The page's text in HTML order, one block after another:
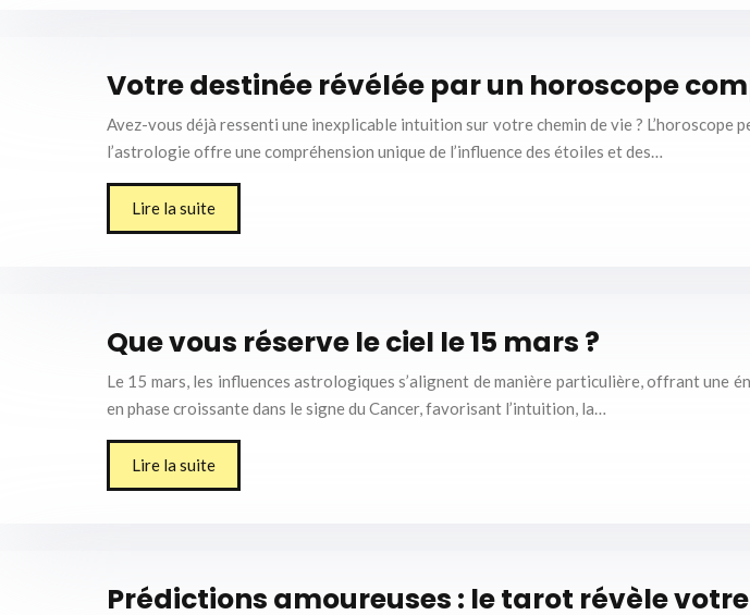
Votre destinée révélée par un horoscope
Avez-vous déjà ressenti une inexplicable intuition sur votre chemin de vie ?
l’astrologie offre une compréhension unique de l’influence des étoiles et des…
Lire la suite
Que vous réserve le ciel le 15 mars ?
Le 15 mars, les influences astrologiques s’alignent de manière particulière, offrant une
en phase croissante dans le signe du Cancer, favorisant l’intuition, la…
Lire la suite
Prédictions amoureuses : le tarot révèle